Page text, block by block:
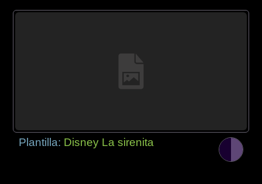
Plantilla: Disney La sirenita